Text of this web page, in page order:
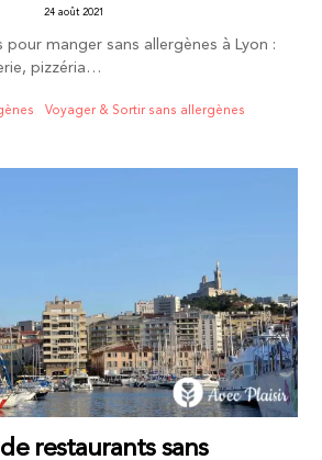
24 août 2021
pour manger sans allergènes à Lyon :
pizzéria…
Voyager & Sortir sans allergènes
restaurants sans